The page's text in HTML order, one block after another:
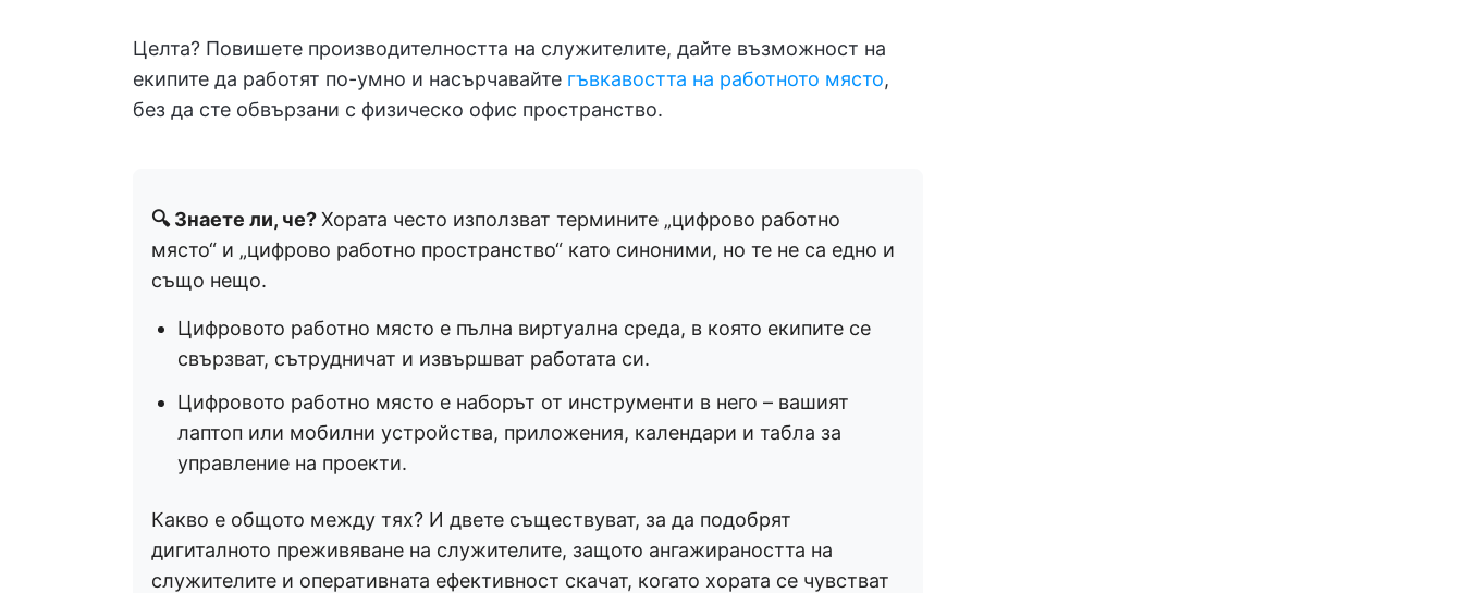
Целта? Повишете производителността на служителите, дайте възможност на
екипите да работят по-умно и насърчавайте гъвкавостта на работното място,
без да сте обвързани с физическо офис пространство.
🔍 Знаете ли, че?Хората често използват термините „цифрово работно
място“ и „цифрово работно пространство“ като синоними, но те не са едно и
също нещо.
Цифровото работно място е пълна виртуална среда, в която екипите се
свързват, сътрудничат и извършват работата си.
Цифровото работно място е наборът от инструменти в него – вашият
лаптоп или мобилни устройства, приложения, календари и табла за
управление на проекти.
Какво е общото между тях? И двете съществуват, за да подобрят
дигиталното преживяване на служителите, защото ангажираността на
служителите и оперативната ефективност скачат, когато хората се чувстват